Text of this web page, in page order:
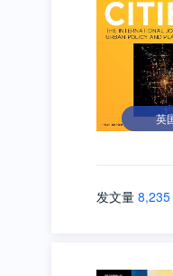
英
发文量 8,235